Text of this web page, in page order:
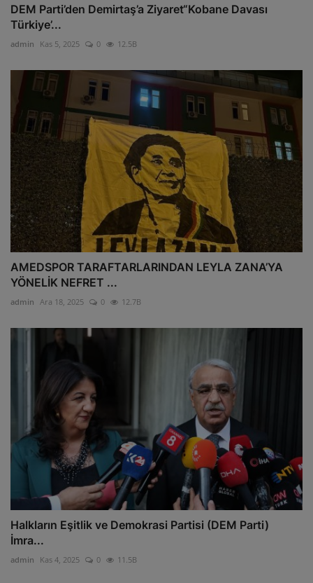
DEM Parti’den Demirtaş’a Ziyaret“Kobane Davası
Türkiye’...
admin Kas 5, 2025 0 12.5B
AMEDSPOR TARAFTARLARINDAN LEYLA ZANA’YA
YÖNELİK NEFRET ...
admin Ara 18, 2025 0 12.7B
Halkların Eşitlik ve Demokrasi Partisi (DEM Parti)
İmra...
admin Kas 4, 2025 0 11.5B